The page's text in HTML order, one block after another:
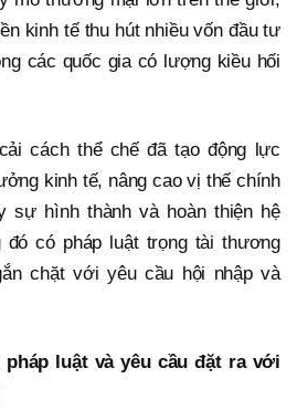
kinh tế thu hút nhiều vốn đầu tư
các quốc gia có lượng kiều hối
cách thể chế đã tạo động lực
kinh tế, nâng cao vị thế chính
sự hình thành và hoàn thiện hệ
đó có pháp luật trọng tài thương
chặt với yêu cầu hội nhập và
luật và yêu cầu đặt ra với